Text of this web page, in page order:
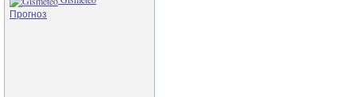
Прогноз